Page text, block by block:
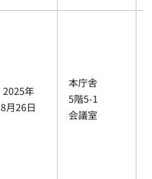
2025年
8月26日
本庁舎
5階5-1
会議室